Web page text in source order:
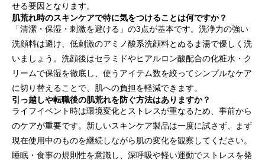
せる要因となります。
肌荒れ時のスキンケアで特に気をつけることは何ですか？
「清潔・保湿・刺激を避ける」の3点が基本です。洗浄力の強い
洗顔料は避け、低刺激のアミノ酸系洗顔料とぬるま湯で優しく洗
いましょう。洗顔後はセラミドやヒアルロン酸配合の化粧水・ク
リームで保湿を徹底し、使うアイテム数を絞ってシンプルなケア
に切り替えることで、肌への負担を軽減できます。
引っ越しや転職後の肌荒れを防ぐ方法はありますか？
ライフイベント時は環境変化とストレスが重なるため、事前から
のケアが重要です。新しいスキンケア製品は一度に試さず、まず
現在使用中のものを継続しながら肌の変化を観察してください。
睡眠・食事の規則性を意識し、深呼吸や軽い運動でストレスを発